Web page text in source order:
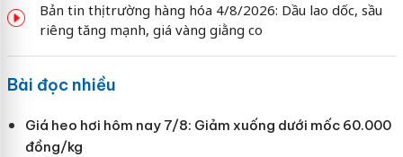
Bản tin thị trường hàng hóa 4/8/2026: Dầu lao dốc, sầu
riêng tăng mạnh, giá vàng giằng co
Bài đọc nhiều
Giá heo hơi hôm nay 7/8: Giảm xuống dưới mốc 60.000
đồng/kg